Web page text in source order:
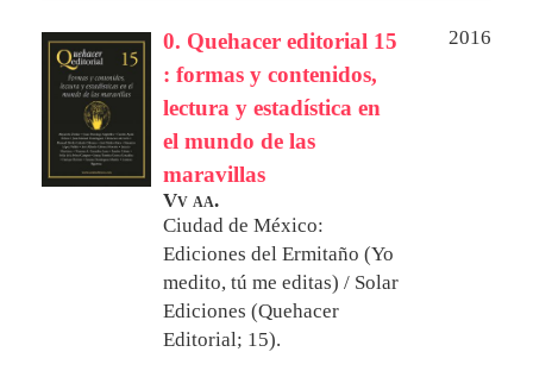
0. Quehacer editorial 15
: formas y contenidos,
lectura y estadística en
el mundo de las
maravillas
2016
Vv aa.
Ciudad de México:
Ediciones del Ermitaño (Yo
medito, tú me editas) / Solar
Ediciones (Quehacer
Editorial; 15).